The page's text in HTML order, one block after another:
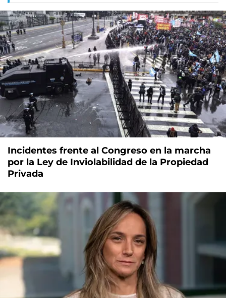
Incidentes frente al Congreso en la marcha
por la Ley de Inviolabilidad de la Propiedad
Privada